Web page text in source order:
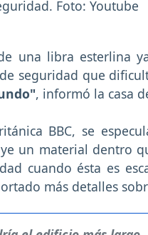
una libra esterlina
seguridad que
, informó la casa
BBC, se
un material dentro
cuando ésta es
más detalles